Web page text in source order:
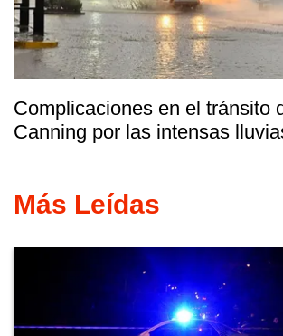
Complicaciones en el tránsito
Canning por las intensas
Más Leídas